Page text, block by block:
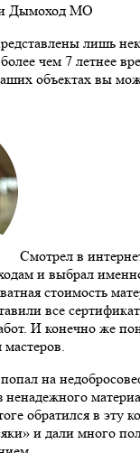
Дымоход МО
лишь
чем 7 летнее
объектах вы
Смотрел в
и выбрал
стоимость
все
И конечно же
на
обратился в эту
и дали много